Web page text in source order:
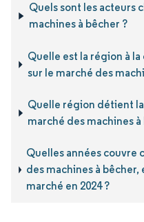
Quels sont les acteurs
machines à bêcher ?
Quelle est la région à
sur le marché des
Quelle région détient
marché des machines
Quelles années couvre
des machines à
marché en 2024 ?